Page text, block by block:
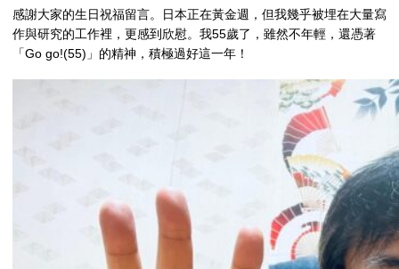
感謝大家的生日祝福留言。日本正在黃金週，但我幾乎被埋在大量寫
作與研究的工作裡，更感到欣慰。我55歲了，雖然不年輕，還憑著
「Go go!(55)」的精神，積極過好這一年！